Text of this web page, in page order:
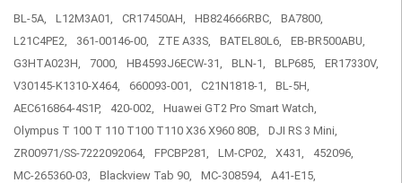
BL-5A, L12M3A01, CR17450AH, HB824666RBC,
BA7800,
L21C4PE2,
361-00146-00, ZTE A33S, BATEL80L6,
EB-BR500ABU,
G3HTA023H,
7000, HB4593J6ECW-31, BLN-1, BLP685,
ER17330V,
V30145-K1310-X464,
660093-001, C21N1818-1,
BL-5H,
AEC616864-4S1P,
420-002,
Huawei GT2 Pro Smart Watch,
Olympus T 100 T 110 T100 T110 X36 X960 80B,
DJI RS 3 Mini,
ZR00971/SS-7222092064,
FPCBP281, LM-CP02, X431,
452096,
MC-265360-03,
Blackview Tab 90, MC-308594,
A41-E15,